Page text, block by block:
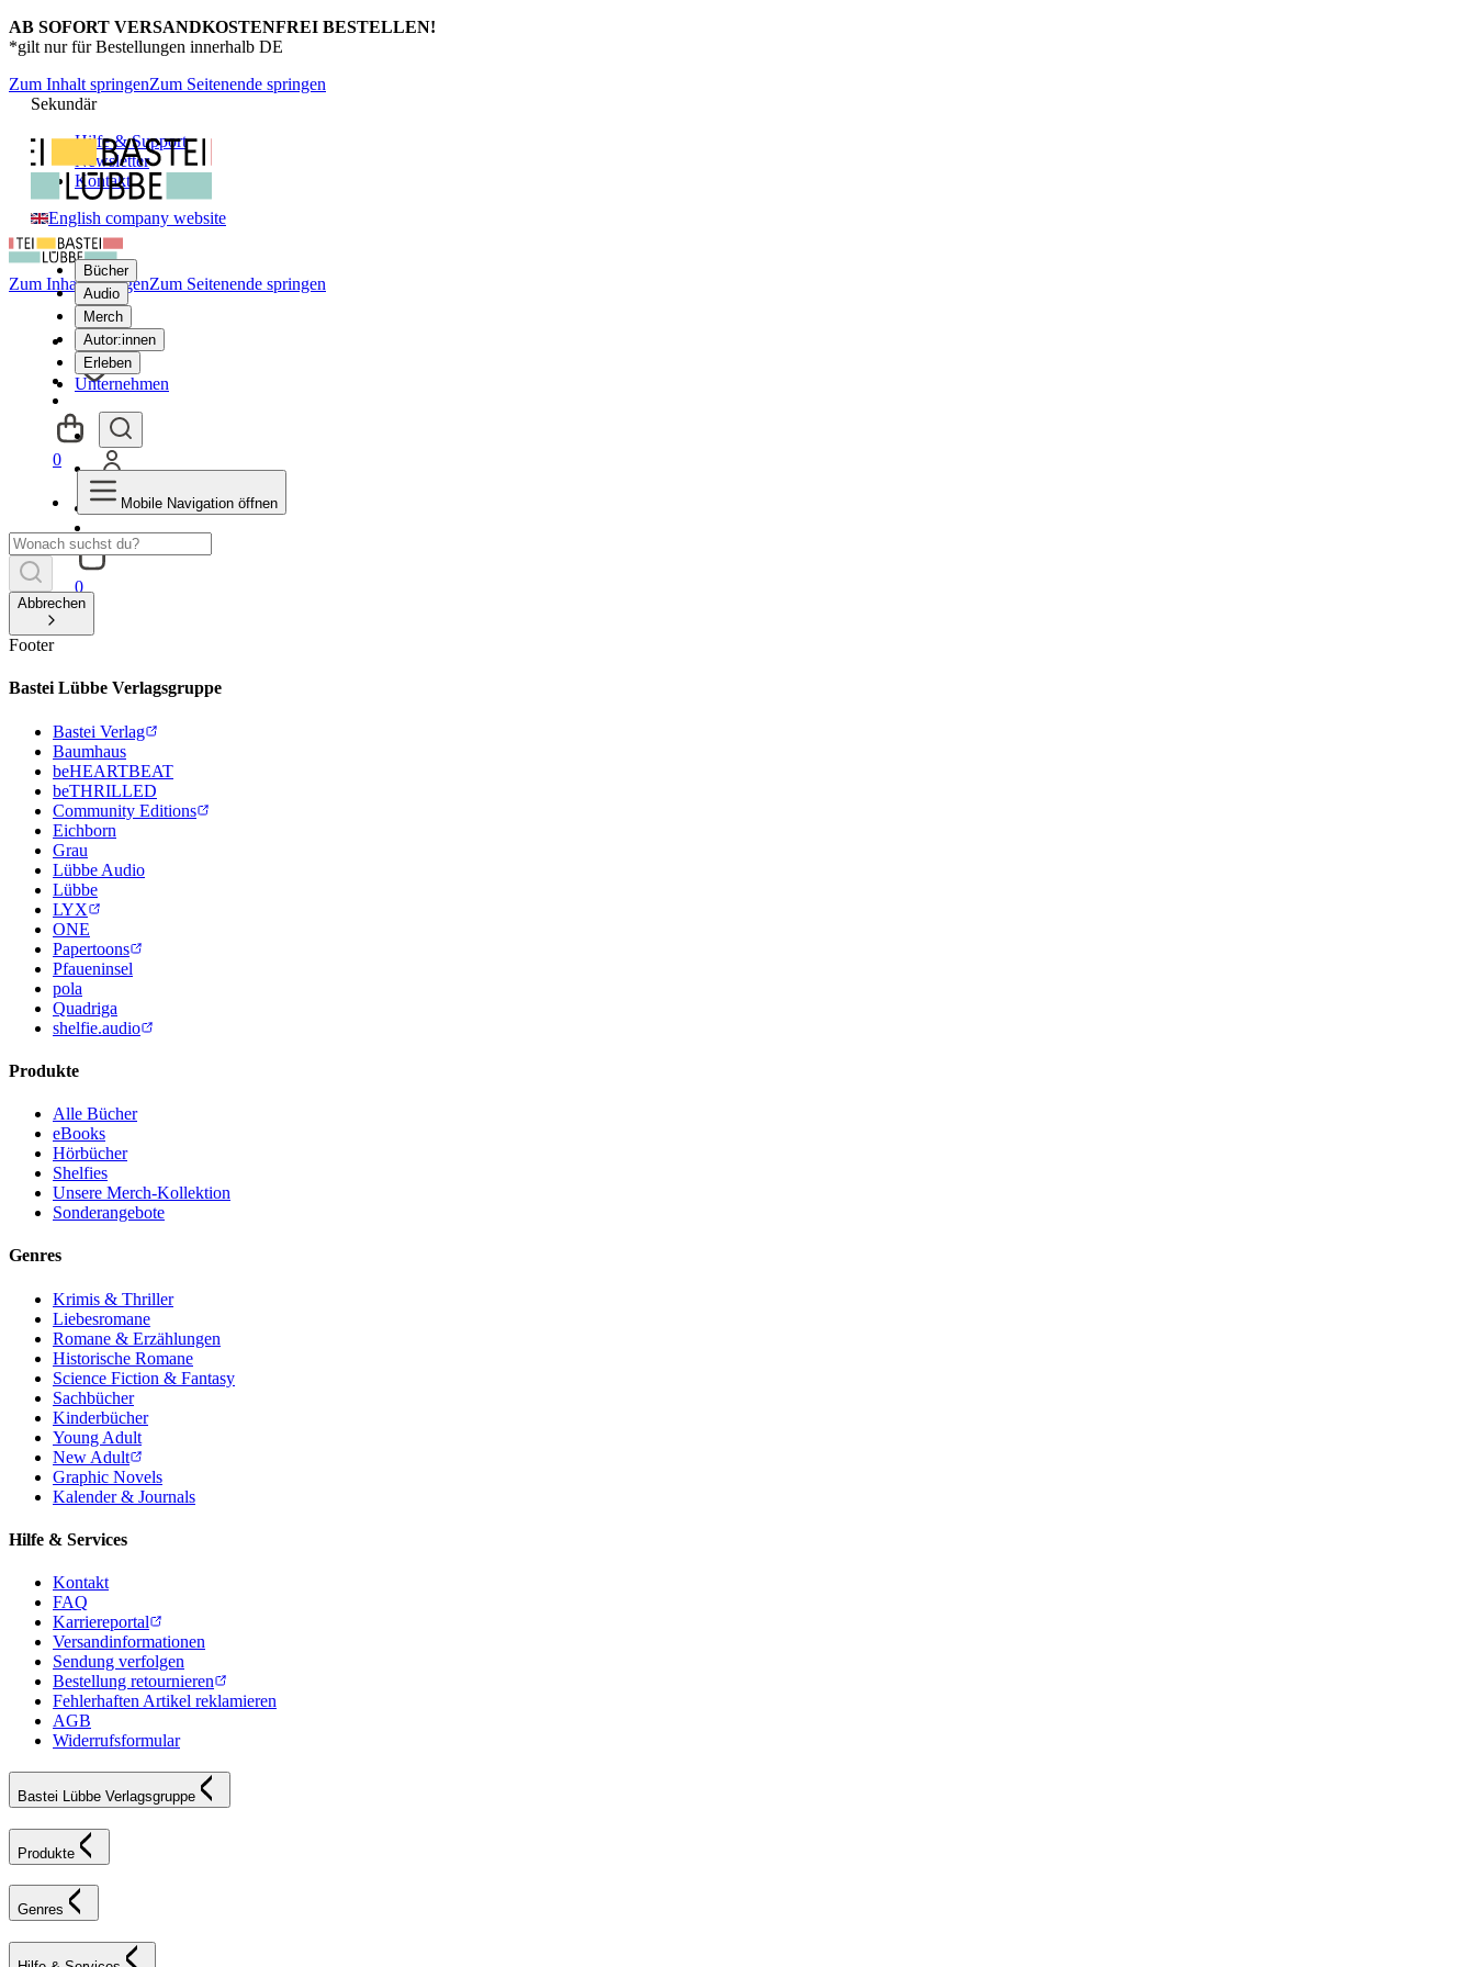
AB SOFORT VERSANDKOSTENFREI BESTELLEN!
*gilt nur für Bestellungen innerhalb DE
Zum Inhalt springenZum Seitenende springen
Sekundär
Hilfe & Support
Newsletter
Kontakt
English company website
Bücher
Audio
Merch
Autor:innen
Erleben
Unternehmen
0
Zum Inhalt springenZum Seitenende springen
0
Mobile Navigation öffnen
Abbrechen
Footer
Bastei Lübbe Verlagsgruppe
Bastei Verlag
Baumhaus
beHEARTBEAT
beTHRILLED
Community Editions
Eichborn
Grau
Lübbe Audio
Lübbe
LYX
ONE
Papertoons
Pfaueninsel
pola
Quadriga
shelfie.audio
Produkte
Alle Bücher
eBooks
Hörbücher
Shelfies
Unsere Merch-Kollektion
Sonderangebote
Genres
Krimis & Thriller
Liebesromane
Romane & Erzählungen
Historische Romane
Science Fiction & Fantasy
Sachbücher
Kinderbücher
Young Adult
New Adult
Graphic Novels
Kalender & Journals
Hilfe & Services
Kontakt
FAQ
Karriereportal
Versandinformationen
Sendung verfolgen
Bestellung retournieren
Fehlerhaften Artikel reklamieren
AGB
Widerrufsformular
Bastei Lübbe Verlagsgruppe
Produkte
Genres